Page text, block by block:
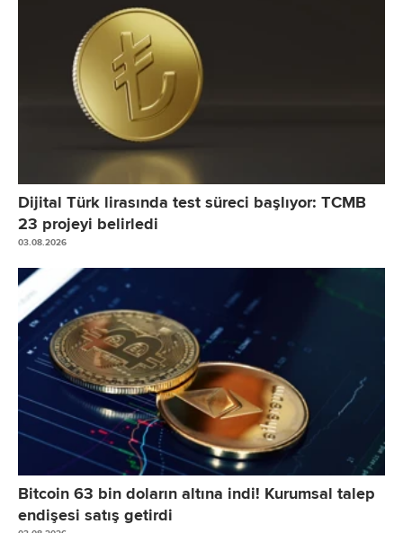
Dijital Türk lirasında test süreci başlıyor: TCMB
23 projeyi belirledi
03.08.2026
Bitcoin 63 bin doların altına indi! Kurumsal talep
endişesi satış getirdi